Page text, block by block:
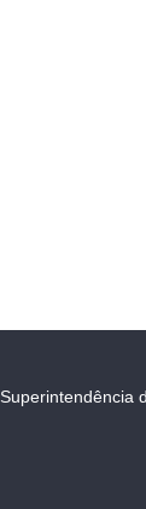
Superintendência